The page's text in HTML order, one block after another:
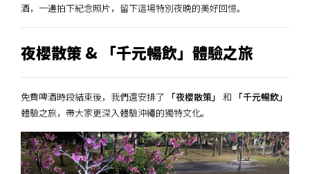
酒，一邊拍下紀念照片，留下這場特別夜晚的美好回憶。
夜櫻散策 & 「千元暢飲」體驗之旅
免費啤酒時段結束後，我們還安排了 「夜櫻散策」 和
「千元暢飲」
體驗之旅，帶大家更深入體驗沖繩的獨特文化。